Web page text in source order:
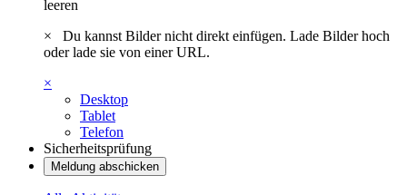
leeren
×
Du kannst Bilder nicht direkt einfügen. Lade Bilder hoch
oder lade sie von einer URL.
×
Desktop
Tablet
Telefon
Sicherheitsprüfung
Meldung abschicken